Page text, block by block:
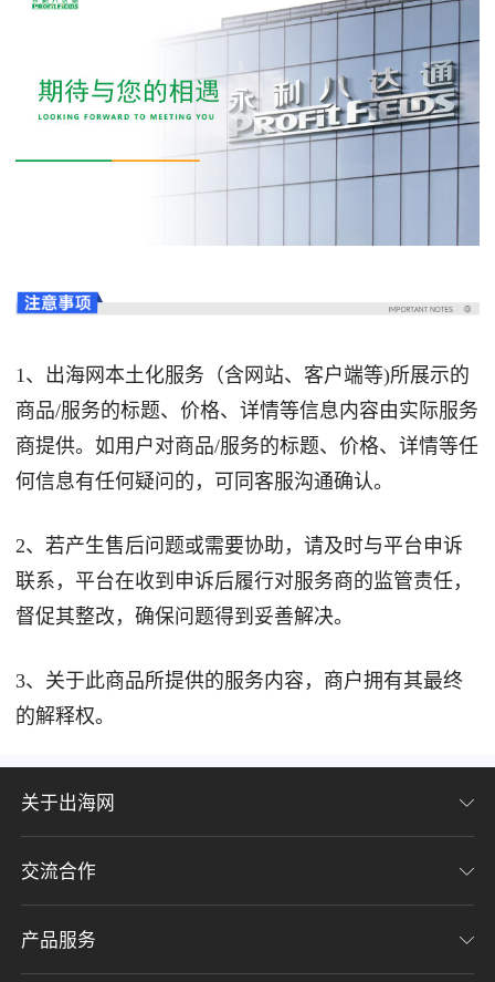
1、出海网本土化服务（含网站、客户端等)所展示的
商品/服务的标题、价格、详情等信息内容由实际服务
商提供。如用户对商品/服务的标题、价格、详情等任
何信息有任何疑问的，可同客服沟通确认。
2、若产生售后问题或需要协助，请及时与平台申诉
联系，平台在收到申诉后履行对服务商的监管责任，
督促其整改，确保问题得到妥善解决。
3、关于此商品所提供的服务内容，商户拥有其最终
的解释权。
关于出海网
关于我们
加入我们
交流合作
联系我们
产品服务